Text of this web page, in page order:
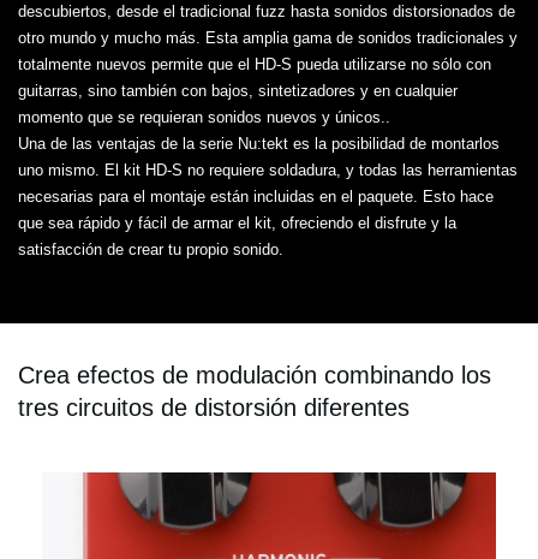
descubiertos, desde el tradicional fuzz hasta sonidos distorsionados de
otro mundo y mucho más. Esta amplia gama de sonidos tradicionales y
totalmente nuevos permite que el HD-S pueda utilizarse no sólo con
guitarras, sino también con bajos, sintetizadores y en cualquier
momento que se requieran sonidos nuevos y únicos..
Una de las ventajas de la serie Nu:tekt es la posibilidad de montarlos
uno mismo. El kit HD-S no requiere soldadura, y todas las herramientas
necesarias para el montaje están incluidas en el paquete. Esto hace
que sea rápido y fácil de armar el kit, ofreciendo el disfrute y la
satisfacción de crear tu propio sonido.
Crea efectos de modulación combinando los
tres circuitos de distorsión diferentes